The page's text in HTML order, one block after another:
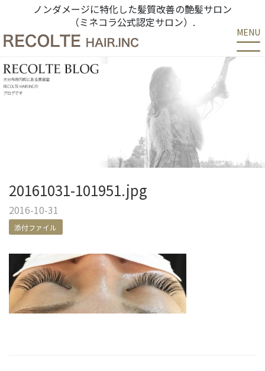
ノンダメージに特化した髪質改善の艶髪サロン
（ミネコラ公式認定サロン）.
MENU
20161031-101951.jpg
2016-10-31
添付ファイル